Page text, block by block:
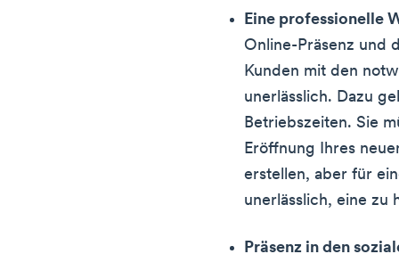
Eine professionelle
Online-Präsenz und
Kunden mit den
unerlässlich. Dazu
Betriebszeiten. Sie
Eröffnung Ihres
erstellen, aber für
unerlässlich, eine zu
Präsenz in den